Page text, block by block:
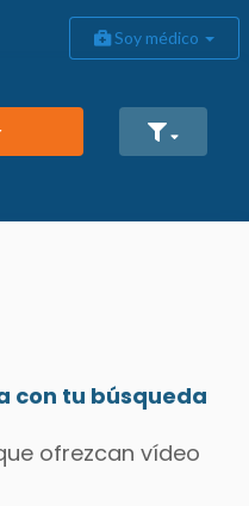
Soy médico
con tu búsqueda
ofrezcan vídeo